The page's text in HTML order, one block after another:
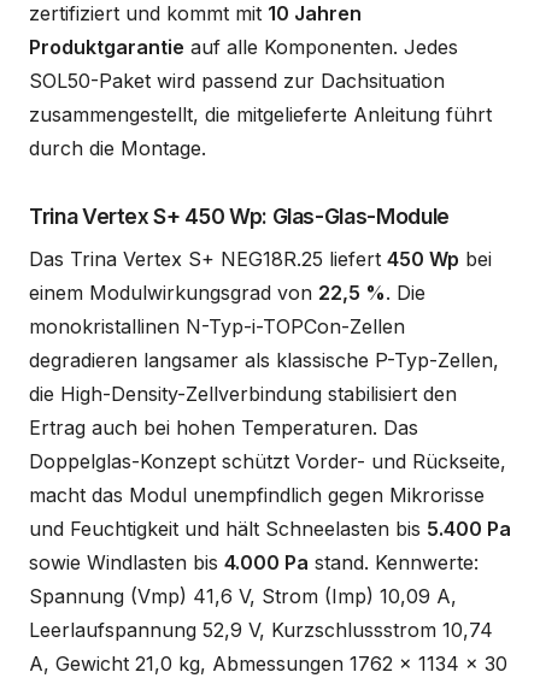
zertifiziert und kommt mit 10 Jahren
Produktgarantie auf alle Komponenten. Jedes
SOL50-Paket wird passend zur Dachsituation
zusammengestellt, die mitgelieferte Anleitung führt
durch die Montage.
Trina Vertex S+ 450 Wp: Glas-Glas-Module
Das Trina Vertex S+ NEG18R.25 liefert 450 Wp bei
einem Modulwirkungsgrad von 22,5 %. Die
monokristallinen N-Typ-i-TOPCon-Zellen
degradieren langsamer als klassische P-Typ-Zellen,
die High-Density-Zellverbindung stabilisiert den
Ertrag auch bei hohen Temperaturen. Das
Doppelglas-Konzept schützt Vorder- und Rückseite,
macht das Modul unempfindlich gegen Mikrorisse
und Feuchtigkeit und hält Schneelasten bis 5.400 Pa
sowie Windlasten bis 4.000 Pa stand. Kennwerte:
Spannung (Vmp) 41,6 V, Strom (Imp) 10,09 A,
Leerlaufspannung 52,9 V, Kurzschlussstrom 10,74
A, Gewicht 21,0 kg, Abmessungen 1762 x 1134 x 30